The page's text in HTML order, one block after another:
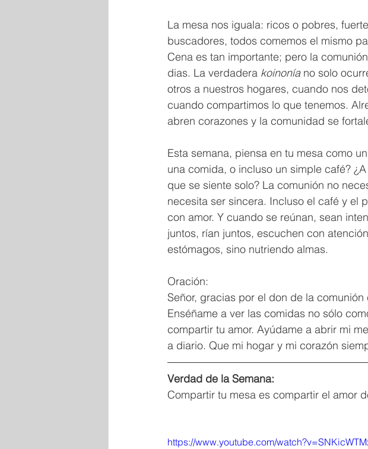
La mesa nos iguala: ricos o pobres,
buscadores, todos comemos el mismo
Cena es tan importante; pero la
dias. La verdadera koinonía no solo
otros a nuestros hogares, cuando nos
cuando compartimos lo que tenemos.
abren corazones y la comunidad se
Esta semana, piensa en tu mesa como
una comida, o incluso un simple café?
que se siente solo? La comunión no
necesita ser sincera. Incluso el café y el
con amor. Y cuando se reúnan, sean
juntos, rían juntos, escuchen con
estómagos, sino nutriendo almas.
Oración:
Señor, gracias por el don de la
Enséñame a ver las comidas no sólo
compartir tu amor. Ayúdame a abrir mi
a diario. Que mi hogar y mi corazón
Verdad de la Semana:
Compartir tu mesa es compartir el amor
https://www.youtube.com/